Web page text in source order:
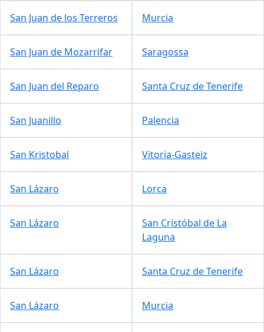
San Juan de los Terreros Murcia
San Juan de Mozarrifar Saragossa
San Juan del Reparo Santa Cruz de Tenerife
San Juanillo Palencia
San Kristobal Vitoria-Gasteiz
San Lázaro Lorca
San Lázaro
San Cristóbal de La
Laguna
San Lázaro Santa Cruz de Tenerife
San Lázaro Murcia